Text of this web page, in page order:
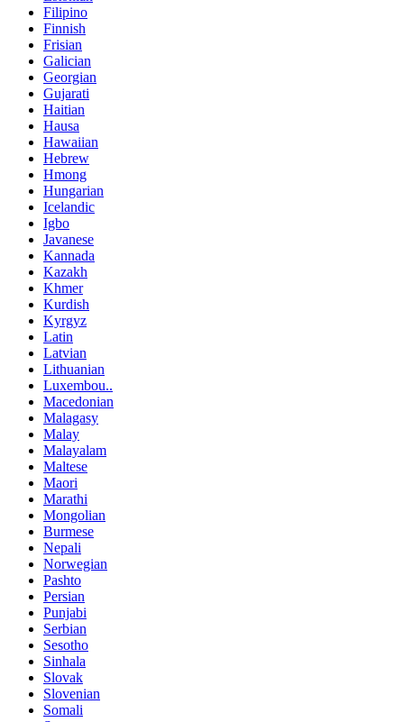
Filipino
Finnish
Frisian
Galician
Georgian
Gujarati
Haitian
Hausa
Hawaiian
Hebrew
Hmong
Hungarian
Icelandic
Igbo
Javanese
Kannada
Kazakh
Khmer
Kurdish
Kyrgyz
Latin
Latvian
Lithuanian
Luxembou..
Macedonian
Malagasy
Malay
Malayalam
Maltese
Maori
Marathi
Mongolian
Burmese
Nepali
Norwegian
Pashto
Persian
Punjabi
Serbian
Sesotho
Sinhala
Slovak
Slovenian
Somali